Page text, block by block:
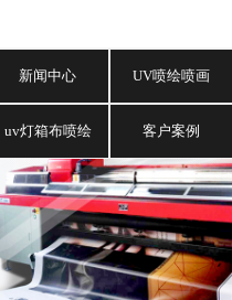
新闻中心 UV喷绘喷画
uv灯箱布喷绘 客户案例